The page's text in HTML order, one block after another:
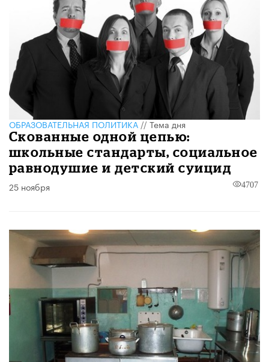
ОБРАЗОВАТЕЛЬНАЯ ПОЛИТИКА//Тема дня
Скованные одной цепью:
школьные стандарты, социальное
равнодушие и детский суицид
25 ноября 4707